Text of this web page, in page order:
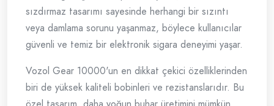
sızdırmaz tasarımı sayesinde herhangi bir sızıntı
veya damlama sorunu yaşanmaz, böylece kullanıcılar
güvenli ve temiz bir elektronik sigara deneyimi yaşar.
Vozol Gear 10000'un en dikkat çekici özelliklerinden
biri de yüksek kaliteli bobinleri ve rezistanslarıdır. Bu